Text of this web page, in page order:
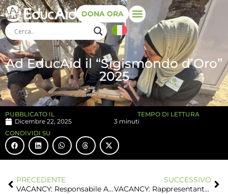
DONA ORA
Ad EducAid il “Sigismondo d’Oro”
2025
PUBBLICATO IL
Dicembre 22, 2025
TEMPO DI LETTURA
3 minuti
CONDIVIDI SU
PRECEDENTE
VACANCY: Responsabile Amministrativo e Contabile
SUCCESSIVO
VACANCY: Rappresentante Paese / Project Manager in Camerun